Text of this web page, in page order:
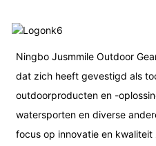
Ningbo Jusmmile Outdoor
dat zich heeft gevestigd als
outdoorproducten en -
watersporten en diverse
focus op innovatie en